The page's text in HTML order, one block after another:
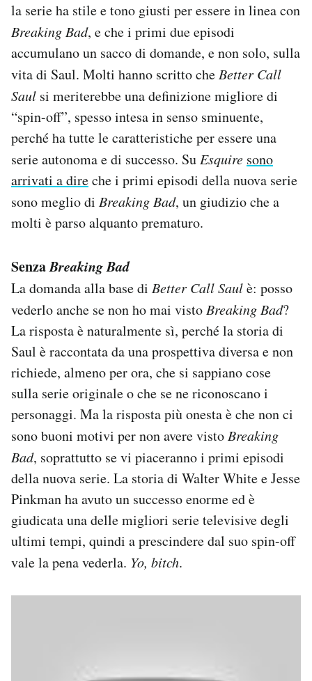
la serie ha stile e tono giusti per essere in linea con
Breaking Bad, e che i primi due episodi
accumulano un sacco di domande, e non solo, sulla
vita di Saul. Molti hanno scritto cheBetter Call
Saul si meriterebbe una definizione migliore di
“spin-off”, spesso intesa in senso sminuente,
perché ha tutte le caratteristiche per essere una
serie autonoma e di successo. SuEsquire sono
arrivati a direche i primi episodi della nuova serie
sono meglio di Breaking Bad, un giudizio che a
molti è parso alquanto prematuro.
SenzaBreaking Bad
La domanda alla base di Better Call Saulè: posso
vederlo anche se non ho mai vistoBreaking Bad?
La risposta è naturalmente sì, perché la storia di
Saul è raccontata da una prospettiva diversa e non
richiede, almeno per ora, che si sappiano cose
sulla serie originale o che se ne riconoscano i
personaggi. Ma la risposta più onesta è che non ci
sono buoni motivi per non avere vistoBreaking
Bad, soprattutto se vi piaceranno i primi episodi
della nuova serie. La storia di Walter White e Jesse
Pinkman ha avuto un successo enorme ed è
giudicata una delle migliori serie televisive degli
ultimi tempi, quindi a prescindere dal suo spin-off
vale la pena vederla. Yo, bitch.